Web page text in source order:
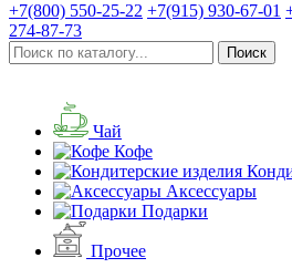
+7(800) 550-25-22 +7(915) 930-67-01
274-87-73
Чай
Кофе
Аксессуары
Подарки
Прочее